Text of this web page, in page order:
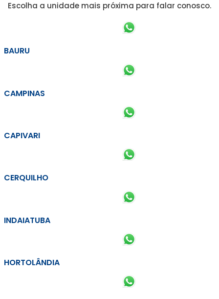
Escolha a unidade mais próxima para falar conosco.
BAURU
CAMPINAS
CAPIVARI
CERQUILHO
INDAIATUBA
HORTOLÂNDIA